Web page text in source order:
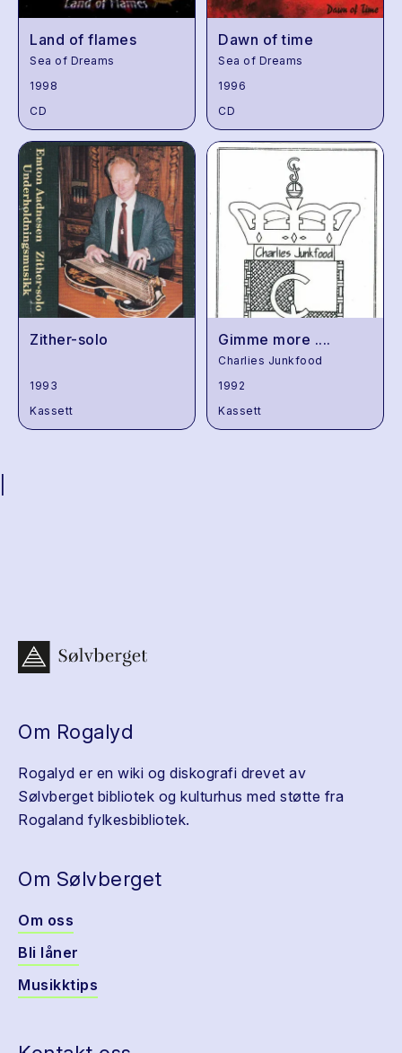
Land of flames
Sea of Dreams
1998
CD
Dawn of time
Sea of Dreams
1996
CD
Zither-solo
1993
Kassett
Gimme more ....
Charlies Junkfood
1992
Kassett
Om Rogalyd
Rogalyd er en wiki og diskografi drevet av
Sølvberget bibliotek og kulturhus med støtte fra
Rogaland fylkesbibliotek.
Om Sølvberget
Om oss
Bli låner
Musikktips